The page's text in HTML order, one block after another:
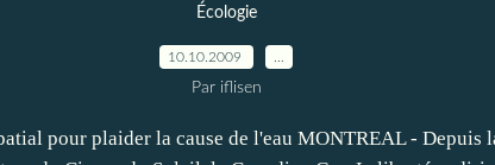
Écologie
10.10.2009
Par iflisen
pour plaider la cause de l'eau MONTREAL - Depuis